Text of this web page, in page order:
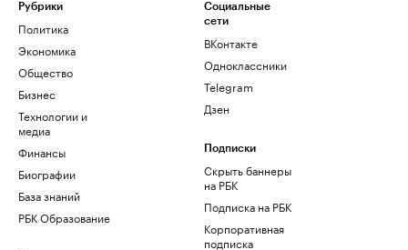
Рубрики
Политика
Экономика
Общество
Бизнес
Технологии и
медиа
Финансы
Биографии
База знаний
РБК Образование
Социальные
сети
ВКонтакте
Одноклассники
Telegram
Дзен
Подписки
Скрыть баннеры
на РБК
Подписка на РБК
Корпоративная
подписка